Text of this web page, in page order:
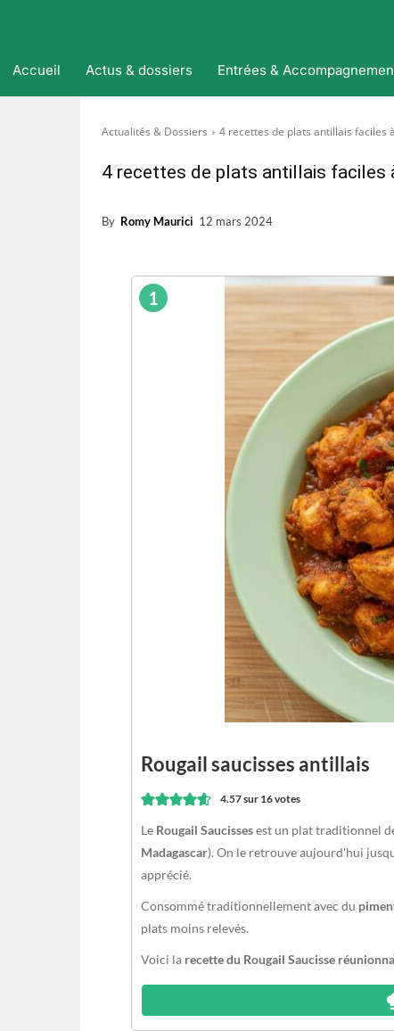
Accueil Actus & dossiers Entrées &
Actualités & Dossiers 4 recettes de plats antillais faciles
4 recettes de plats antillais faciles
By Romy Maurici 12 mars 2024
1
Rougail saucisses antillais
4.57sur 16votes
Le Rougail Saucissesest un plat traditionnel
Madagascar). On le retrouve aujourd'hui
apprécié.
Consommé traditionnellement avec du
plats moins relevés.
Voici la recette du Rougail Saucisse